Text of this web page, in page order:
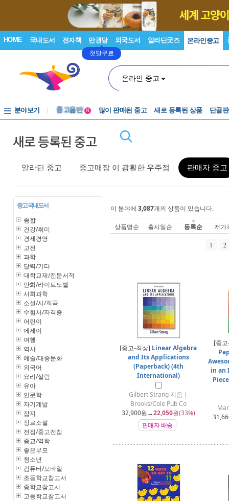
HOME 국내도서 전자책 만권당
첫달무료
외국도서 알라딘굿즈 온라인중고
온라인 중고
분야보기
1천원부터
N 많이 판매된 중고 새로 등록된 상품 단골
새로 등록된 중고
알라딘 중고 중고매장 이 광활한 우주점 판매자 중고
중고 국내도서
종합
건강/취미
경제경영
고전
과학
달력/기타
대학교재/전문서적
만화/라이트노벨
사회과학
소설/시/희곡
수험서/자격증
어린이
에세이
여행
역사
예술/대중문화
외국어
요리/살림
유아
인문학
자기계발
잡지
장르소설
전집/중고전집
종교/역학
좋은부모
청소년
컴퓨터/모바일
초등학교참고서
중학교참고서
고등학교참고서
이 분야에 3,087개의 상품이 있습니다.
상품명순 출시일순 등록순 저가
1 2
[중고-최상] Linear Algebra
and Its Applications
(Paperback) (4th
International)
Gilbert Strang 지음 |
Brooks/Cole Pub Co
32,900원→22,050원(33%)
판매자 배송
[중
in an